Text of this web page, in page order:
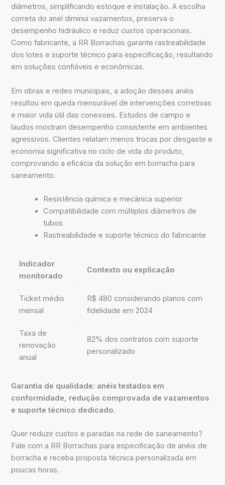
diâmetros, simplificando estoque e instalação. A escolha
correta do anel diminui vazamentos, preserva o
desempenho hidráulico e reduz custos operacionais.
Como fabricante, a RR Borrachas garante rastreabilidade
dos lotes e suporte técnico para especificação, resultando
em soluções confiáveis e econômicas.
Em obras e redes municipais, a adoção desses anéis
resultou em queda mensurável de intervenções corretivas
e maior vida útil das conexoes. Estudos de campo e
laudos mostram desempenho consistente em ambientes
agressivos. Clientes relatam menos trocas por desgaste e
economia significativa no ciclo de vida do produto,
comprovando a eficácia da solução em borracha para
saneamento.
Resistência química e mecânica superior
Compatibilidade com múltiplos diâmetros de
tubos
Rastreabilidade e suporte técnico do fabricante
Indicador
monitorado
Contexto ou explicação
Ticket médio
mensal
R$ 480 considerando planos com
fidelidade em 2024
Taxa de
renovação
anual
82% dos contratos com suporte
personalizado
Garantia de qualidade: anéis testados em
conformidade, redução comprovada de vazamentos
e suporte técnico dedicado.
Quer reduzir custos e paradas na rede de saneamento?
Fale com a RR Borrachas para especificação de anéis de
borracha e receba proposta técnica personalizada em
poucas horas.